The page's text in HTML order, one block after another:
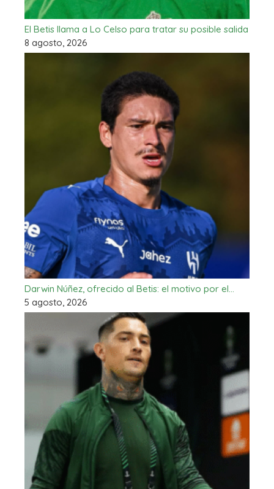
El Betis llama a Lo Celso para tratar su posible salida
8 agosto, 2026
Darwin Núñez, ofrecido al Betis: el motivo por el…
5 agosto, 2026